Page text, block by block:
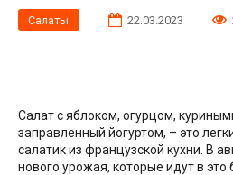
Салаты 22.03.2023
Салат с яблоком, огурцом,
заправленный йогуртом, – это
салатик из французской кухни. В
нового урожая, которые идут в это